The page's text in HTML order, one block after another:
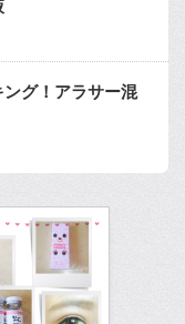
グ！アラサー混